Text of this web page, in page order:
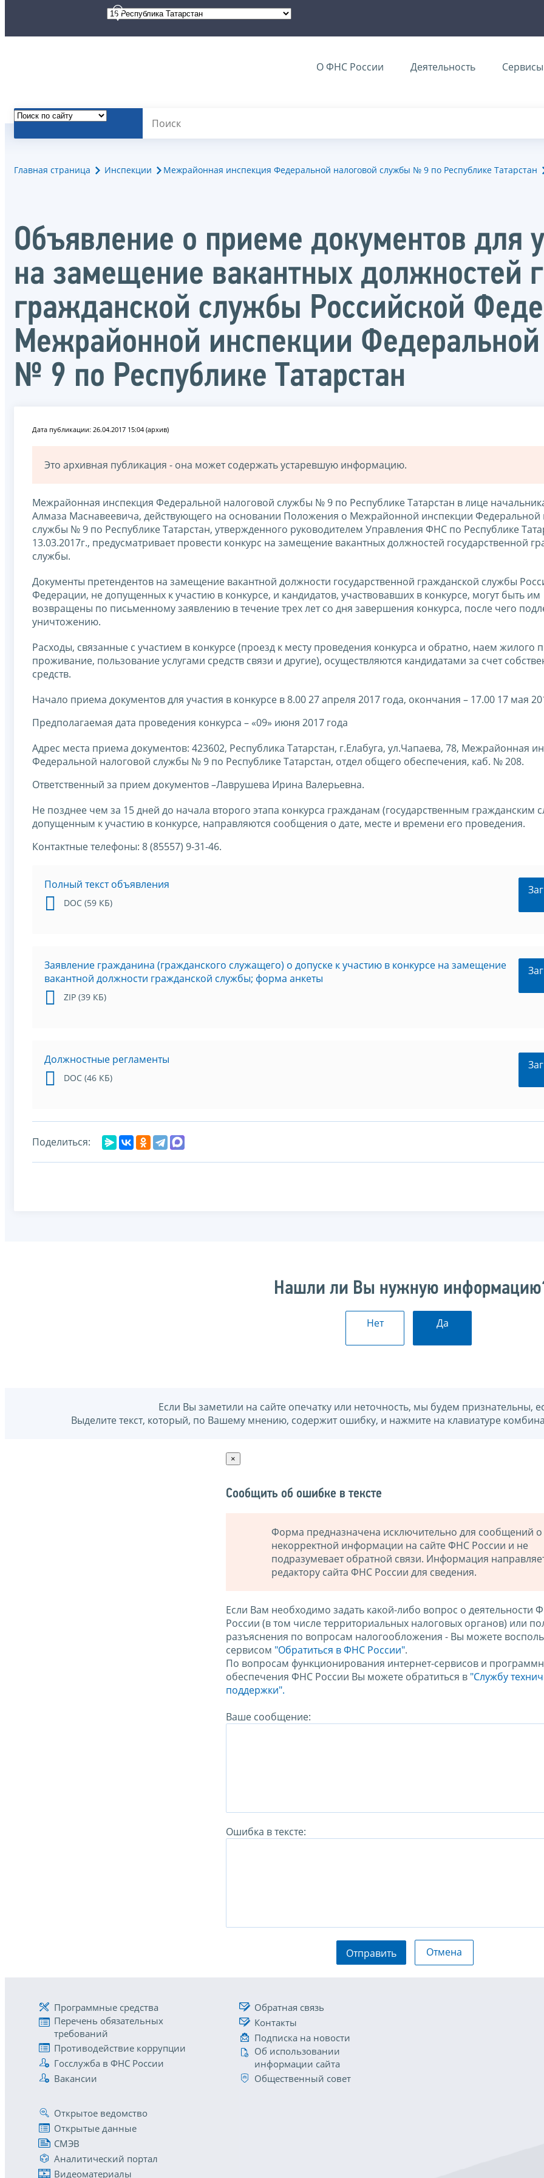
О ФНС России Деятельность Сервисы
Главная страница Инспекции Межрайонная инспекция Федеральной налоговой службы № 9 по Республике Татарстан
Объявление о приеме документов для
на замещение вакантных должностей
гражданской службы Российской
Межрайонной инспекции
№ 9 по Республике Татарстан
Дата публикации: 26.04.2017 15:04 (архив)
Это архивная публикация - она может содержать устаревшую информацию.
Межрайонная инспекция Федеральной налоговой службы № 9 по Республике Татарстан в лице
Алмаза Маснавеевича, действующего на основании Положения о Межрайонной инспекции Федеральной
службы № 9 по Республике Татарстан, утвержденного руководителем Управления ФНС по Республике
13.03.2017г., предусматривает провести конкурс на замещение вакантных должностей государственной
службы.
Документы претендентов на замещение вакантной должности государственной гражданской службы
Федерации, не допущенных к участию в конкурсе, и кандидатов, участвовавших в конкурсе, могут быть им
возвращены по письменному заявлению в течение трех лет со дня завершения конкурса, после чего
уничтожению.
Расходы, связанные с участием в конкурсе (проезд к месту проведения конкурса и обратно, наем жилого
проживание, пользование услугами средств связи и другие), осуществляются кандидатами за счет
средств.
Начало приема документов для участия в конкурсе в 8.00 27 апреля 2017 года, окончания – 17.00 17 мая
Предполагаемая дата проведения конкурса – «09» июня 2017 года
Адрес места приема документов: 423602, Республика Татарстан, г.Елабуга, ул.Чапаева, 78, Межрайонная
Федеральной налоговой службы № 9 по Республике Татарстан, отдел общего обеспечения, каб. № 208.
Ответственный за прием документов –Лаврушева Ирина Валерьевна.
Не позднее чем за 15 дней до начала второго этапа конкурса гражданам (государственным гражданским
допущенным к участию в конкурсе, направляются сообщения о дате, месте и времени его проведения.
Контактные телефоны: 8 (85557) 9-31-46.
Полный текст объявления
DOC (59 КБ)
Заявление гражданина (гражданского служащего) о допуске к участию в конкурсе на замещение
вакантной должности гражданской службы; форма анкеты
ZIP (39 КБ)
Должностные регламенты
DOC (46 КБ)
Поделиться:
Нашли ли Вы нужную
Нет Да
Если Вы заметили на сайте опечатку или неточность, мы будем признательны,
Выделите текст, который, по Вашему мнению, содержит ошибку, и нажмите на клавиатуре
×
Сообщить об ошибке в тексте
Форма предназначена исключительно для сообщений о
некорректной информации на сайте ФНС России и не
подразумевает обратной связи. Информация
редактору сайта ФНС России для сведения.
Если Вам необходимо задать какой-либо вопрос о деятельности
России (в том числе территориальных налоговых органов) или
разъяснения по вопросам налогообложения - Вы можете
сервисом "Обратиться в ФНС России".
По вопросам функционирования интернет-сервисов и
обеспечения ФНС России Вы можете обратиться в "Службу
поддержки".
Ваше сообщение:
Ошибка в тексте:
Отправить Отмена
Программные средства
Перечень обязательных
требований
Противодействие коррупции
Госслужба в ФНС России
Вакансии
Обратная связь
Контакты
Подписка на новости
Об использовании
информации сайта
Общественный совет
Открытое ведомство
Открытые данные
СМЭВ
Аналитический портал
Видеоматериалы